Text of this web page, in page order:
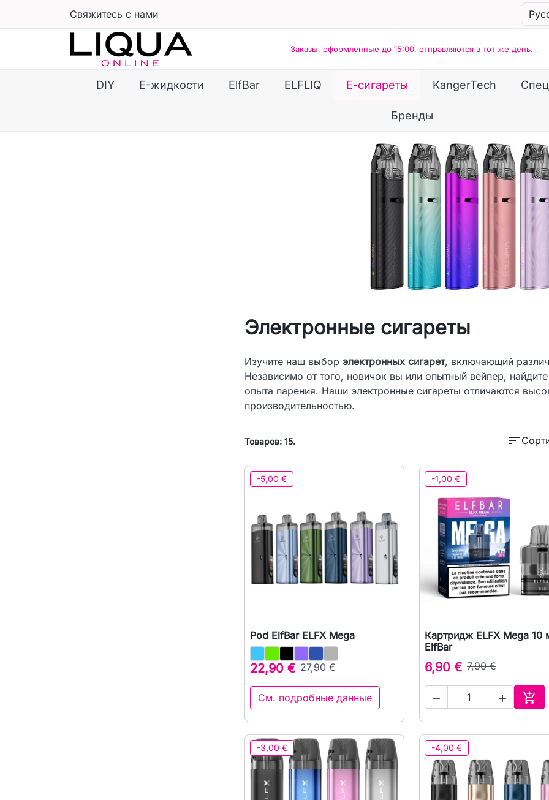
Свяжитесь с нами
Заказы, оформленные до 15:00, отправляются в тот же день.
DIY E-жидкости ElfBar ELFLIQ Е-сигареты KangerTech
Бренды
Электронные сигареты
Изучите наш выбор электронных сигарет, включающий
Независимо от того, новичок вы или опытный вейпер,
опыта парения. Наши электронные сигареты отличаются
производительностью.
Товаров: 15. sort
-5,00 €
 Быстрый просмотр
Pod ElfBar ELFX Mega
22,90 € 27,90 €
См. подробные данные
-1,00 €
 Быстрый
Картридж ELFX Mega 10
ElfBar
6,90 € 7,90 €
  
В
-3,00 € -4,00 €